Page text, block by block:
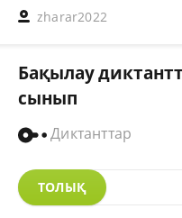
zharar2022
Бақылау
сынып
Диктанттар
ТОЛЫҚ